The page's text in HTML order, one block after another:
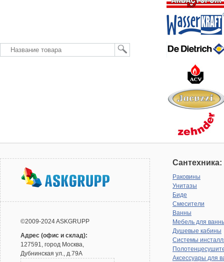
©2009-2024 ASKGRUPP
Адрес (офис и склад):
127591, город Москва,
Дубнинская ул., д.79А
Сантехника:
Раковины
Унитазы
Биде
Смесители
Ванны
Мебель для
Душевые кабины
Системы
Аксессуары для